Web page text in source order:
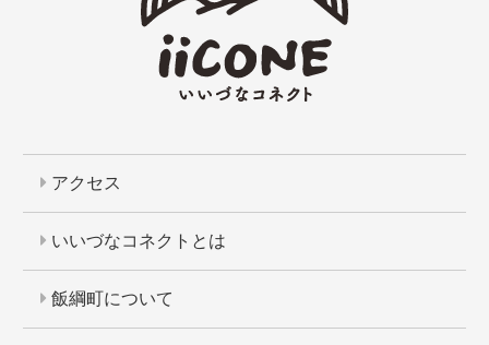
アクセス
いいづなコネクトとは
飯綱町について